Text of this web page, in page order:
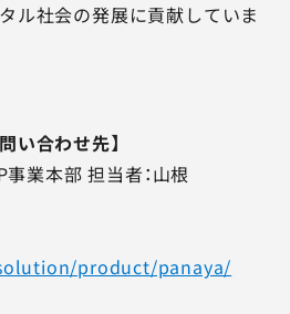
ル社会の発展に貢献していま
い合わせ先】
業本部 担当者：山根
product/panaya/